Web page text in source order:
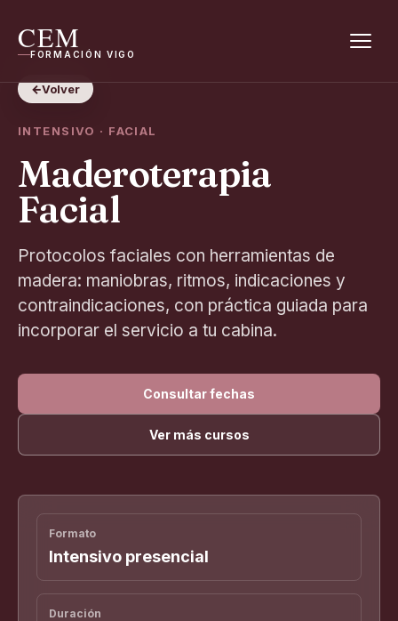
CEM
FORMACIÓN VIGO
←Volver
INTENSIVO · FACIAL
Maderoterapia
Facial
Protocolos faciales con herramientas de
madera: maniobras, ritmos, indicaciones y
contraindicaciones, con práctica guiada para
incorporar el servicio a tu cabina.
Consultar fechas
Ver más cursos
Formato
Intensivo presencial
Duración